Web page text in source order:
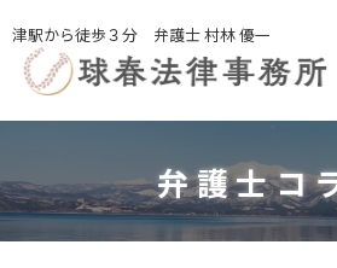
津駅から徒歩３分 弁護士 村林 優一
弁護士コ